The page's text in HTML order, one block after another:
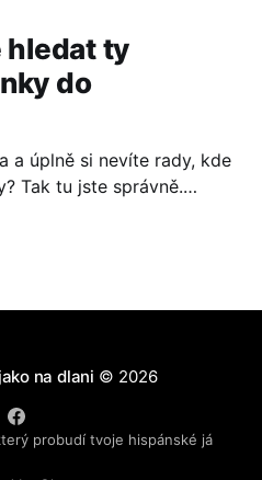
hledat ty
do
a úplně si nevíte rady, kde
na dlani © 2026
probudí tvoje hispánské já